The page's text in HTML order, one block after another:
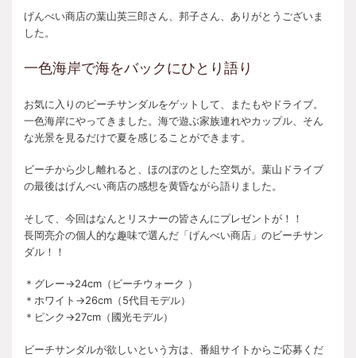
げんべい商店の葉山英三郎さん、邦子さん、ありがとうございま
した。
一色海岸で海をバックにひとり語り
お気に入りのビーチサンダルをゲットして、またもやドライブ。
一色海岸にやってきました。海で遊ぶ家族連れやカップル、そん
な光景を見るだけで夏を感じることができます。
ビーチから少し離れると、ほのぼのとした空気が。葉山ドライブ
の最後はげんべい商店の感想を黄昏ながら語りました。
そして、今回はなんとリスナーの皆さんにプレゼントが！！
長岡亮介の個人的な趣味で選んだ「げんべい商店」のビーチサン
ダル！！
＊グレー→24cm（ビーチウォーク ）
＊ホワイト→26cm（5代目モデル）
＊ピンク→27cm（國光モデル）
ビーチサンダルが欲しいという方は、番組サイトからご応募くだ